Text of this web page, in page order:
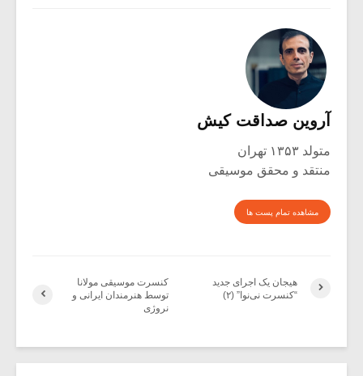
آروین صداقت کیش
متولد ۱۳۵۳ تهران
منتقد و محقق موسیقی
مشاهده تمام پست ها
کنسرت موسیقی مولانا
توسط هنرمندان ایرانی و
نروژی
هیجان یک اجرای جدید
“کنسرت نی‌نوا” (۲)